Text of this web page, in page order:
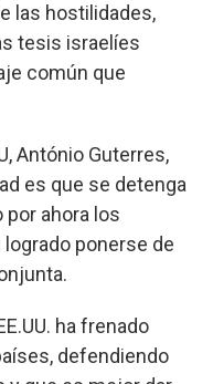
las hostilidades,
tesis israelíes
común que
António Guterres,
es que se detenga
por ahora los
ponerse de
ha frenado
defendiendo